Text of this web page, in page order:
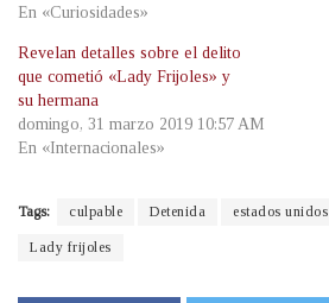
En «Curiosidades»
Revelan detalles sobre el delito
que cometió «Lady Frijoles» y
su hermana
domingo, 31 marzo 2019 10:57 AM
En «Internacionales»
Tags: culpable Detenida estados unidos
Lady frijoles